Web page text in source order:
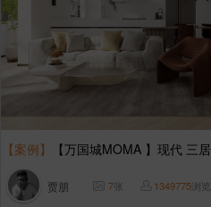
【案例】 【万国城MOMA 】现代 三
贾朋 7张 1349775浏览